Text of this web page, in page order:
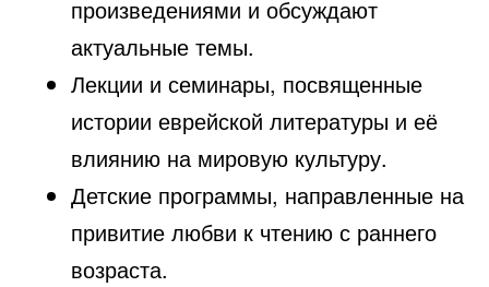
произведениями и обсуждают
актуальные темы.
Лекции и семинары, посвященные
истории еврейской литературы и её
влиянию на мировую культуру.
Детские программы, направленные на
привитие любви к чтению с раннего
возраста.